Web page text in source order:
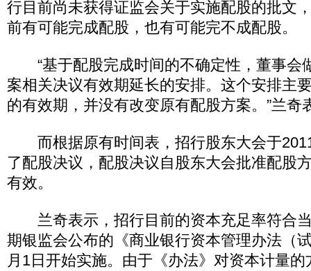
行目前尚未获得证监会关于实施配股的批文
前有可能完成配股，也有可能完不成配股。
“基于配股完成时间的不确定性，董事会
案相关决议有效期延长的安排。这个安排主
的有效期，并没有改变原有配股方案。”兰奇
而根据原有时间表，招行股东大会于
了配股决议，配股决议自股东大会批准配股
有效。
兰奇表示，招行目前的资本充足率符合
期银监会公布的《商业银行资本管理办法（
月1日开始实施。由于《办法》对资本计量